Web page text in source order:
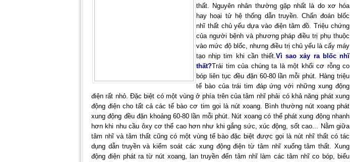
thất. Nguyên nhân thường gặp nhất là do xơ hóa
hay hoại tử hệ thống dẫn truyền. Chẩn đoán blốc
nhĩ thất chủ yếu dựa vào điện tâm đồ. Triệu chứng
của người bệnh và phương pháp điều trị phụ thuộc
vào mức độ blốc, nhưng điều trị chủ yếu là cấy máy
tạo nhịp tim khi cần thiết.Vì sao xảy ra blốc nhĩ
thất?Trái tim của chúng ta là một khối cơ rỗng co
bóp liên tục đều đặn 60-80 lần mỗi phút. Hàng triệu
tế bào của trái tim đáp ứng với những xung động
điện rất nhỏ. Đặc biệt có một vùng ở phía trên của tâm nhĩ phải có khả năng phát xung
động điện cho tất cả các tế bào cơ tim gọi là nút xoang. Bình thường nút xoang phát
xung động đều đặn khoảng 60-80 lần mỗi phút. Nút xoang có thể phát xung động nhanh
hơn khi nhu cầu ôxy cơ thể cao hơn như khi gắng sức, xúc động, sốt cao... Nằm giữa
tâm nhĩ và tâm thất cũng có một vùng tế bào đặc biệt được gọi là nút nhĩ thất có tác
dụng dẫn truyền và kiểm soát các xung động điện từ tâm nhĩ xuống tâm thất. Xung
động điện phát ra từ nút xoang, lan truyền đến tâm nhĩ làm các tâm nhĩ co bóp, biểu